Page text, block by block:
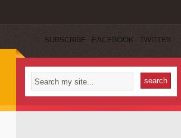
SUBSCRIBE FACEBOOK TWITTER